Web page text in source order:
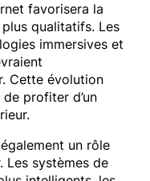
favorisera la
qualitatifs. Les
immersives et
Cette évolution
profiter d’un
un rôle
Les systèmes de